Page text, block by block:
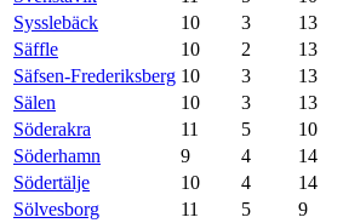
Sysslebäck
10 3 13
Säffle
10 2 13
Säfsen-Frederiksberg 10 3 13
Sälen
10 3 13
Söderakra
11 5 10
Söderhamn
9 4 14
Södertälje
10 4 14
Sölvesborg
11 5 9